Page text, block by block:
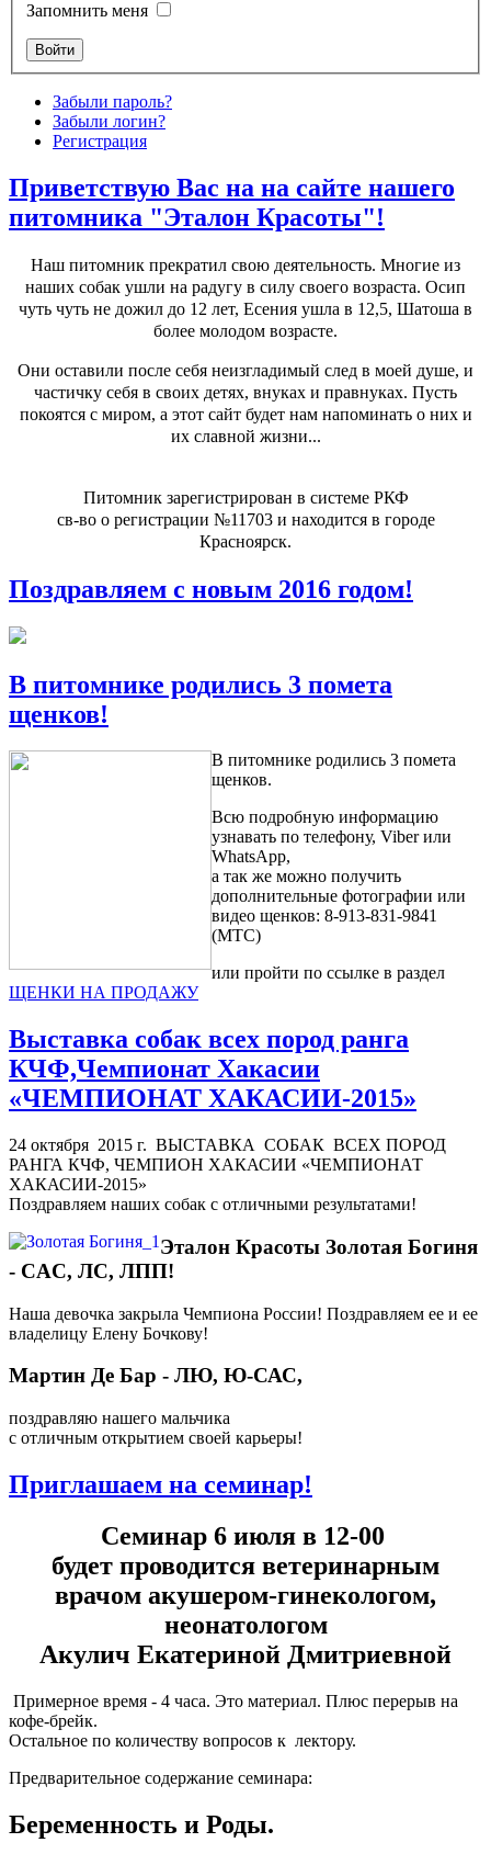
Запомнить меня
Забыли пароль?
Забыли логин?
Регистрация
Уроки по Joomla 3 можно найти здесь:http://joomla3x.ru/
Приветствую Вас на на сайте нашего
питомника "Эталон Красоты"!
Наш питомник прекратил свою деятельность. Многие из
наших собак ушли на радугу в силу своего возраста. Осип
чуть чуть не дожил до 12 лет, Есения ушла в 12,5, Шатоша в
более молодом возрасте.
Они оставили после себя неизгладимый след в моей душе, и
частичку себя в своих детях, внуках и правнуках. Пусть
покоятся с миром, а этот сайт будет нам напоминать о них и
их славной жизни...
Питомник зарегистрирован в системе РКФ
св-во о регистрации №11703 и находится в городе
Красноярск.
Поздравляем с новым 2016 годом!
В питомнике родились 3 помета
щенков!
В питомнике родились 3 помета
щенков.
Всю подробную информацию
узнавать по телефону, Viber или
WhatsApp,
а так же можно получить
дополнительные фотографии или
видео щенков: 8-913-831-9841
(МТС)
или пройти по ссылке в раздел
ЩЕНКИ НА ПРОДАЖУ
Выставка собак всех пород ранга
КЧФ,Чемпионат Хакасии
«ЧЕМПИОНАТ ХАКАСИИ-2015»
24 октября 2015 г. ВЫСТАВКА СОБАК ВСЕХ ПОРОД
РАНГА КЧФ, ЧЕМПИОН ХАКАСИИ «ЧЕМПИОНАТ
ХАКАСИИ-2015»
Поздравляем наших собак с отличными результатами!
Эталон Красоты Золотая Богиня
- СAC, ЛС, ЛПП!
Наша девочка закрыла Чемпиона России! Поздравляем ее и ее
владелицу Елену Бочкову!
Мартин Де Бар - ЛЮ, Ю-САС,
поздравляю нашего мальчика
с отличным открытием своей карьеры!
Приглашаем на семинар!
Cеминар 6 июля в 12-00
будет проводится ветеринарным
врачом акушером-гинекологом,
неонатологом
Акулич Екатериной Дмитриевной
Примерное время - 4 часа. Это материал. Плюс перерыв на
кофе-брейк.
Остальное по количеству вопросов к лектору.
Предварительное содержание семинара:
Беременность и Роды.